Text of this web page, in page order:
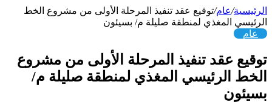
الرئيسية/عام/توقيع عقد تنفيذ المرحلة الأولى من مشروع الخط
الرئيسي المغذي لمنطقة صليلة م/ بسيئون
عام
توقيع عقد تنفيذ المرحلة الأولى من مشروع
الخط الرئيسي المغذي لمنطقة صليلة م/
بسيئون